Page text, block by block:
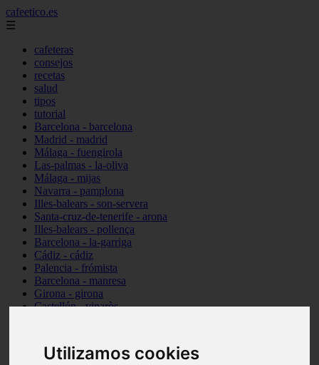
Utilizamos cookies
cafeetico.es
☰
cafeteras
consejos
recetas
salud
tipos
tutorial
Barcelona - barcelona
Madrid - madrid
Málaga - fuengirola
Las-palmas - la-oliva
Málaga - mijas
Navarra - pamplona
Illes-balears - son-servera
Santa-cruz-de-tenerife - arona
Illes-balears - pollença
Barcelona - la-garriga
Cádiz - cádiz
Palencia - frómista
Barcelona - manresa
Girona - girona
Castellón - vinaròs
Málaga - nerja
Girona - blanes